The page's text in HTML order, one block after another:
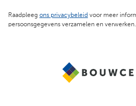
Raadpleeg ons privacybeleid voor meer
persoonsgegevens verzamelen en verwerken.